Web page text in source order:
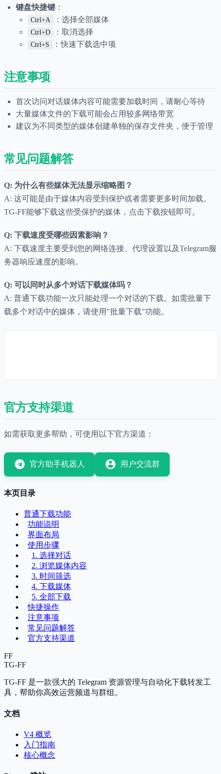
键盘快捷键 ：
Ctrl+A ：选择全部媒体
Ctrl+D ：取消选择
Ctrl+S ：快速下载选中项
注意事项
首次访问对话媒体内容可能需要加载时间，请耐心等待
大量媒体文件的下载可能会占用较多网络带宽
建议为不同类型的媒体创建单独的保存文件夹，便于管理
常见问题解答
Q: 为什么有些媒体无法显示缩略图？
A: 这可能是由于媒体内容受到保护或者需要更多时间加载。
TG-FF能够下载这些受保护的媒体，点击下载按钮即可。
Q: 下载速度受哪些因素影响？
A: 下载速度主要受到您的网络连接、代理设置以及Telegram服
务器响应速度的影响。
Q: 可以同时从多个对话下载媒体吗？
A: 普通下载功能一次只能处理一个对话的下载。如需批量下
载多个对话中的媒体，请使用"批量下载"功能。
官方支持渠道
如需获取更多帮助，可使用以下官方渠道：
官方助手机器人 用户交流群
本页目录
普通下载功能
功能说明
界面布局
使用步骤
1. 选择对话
2. 浏览媒体内容
3. 时间筛选
4. 下载媒体
5. 全部下载
快捷操作
注意事项
常见问题解答
官方支持渠道
FF
TG-FF
TG-FF 是一款强大的 Telegram 资源管理与自动化下载转发工
具，帮助你高效运营频道与群组。
文档
V4 概览
入门指南
核心概念